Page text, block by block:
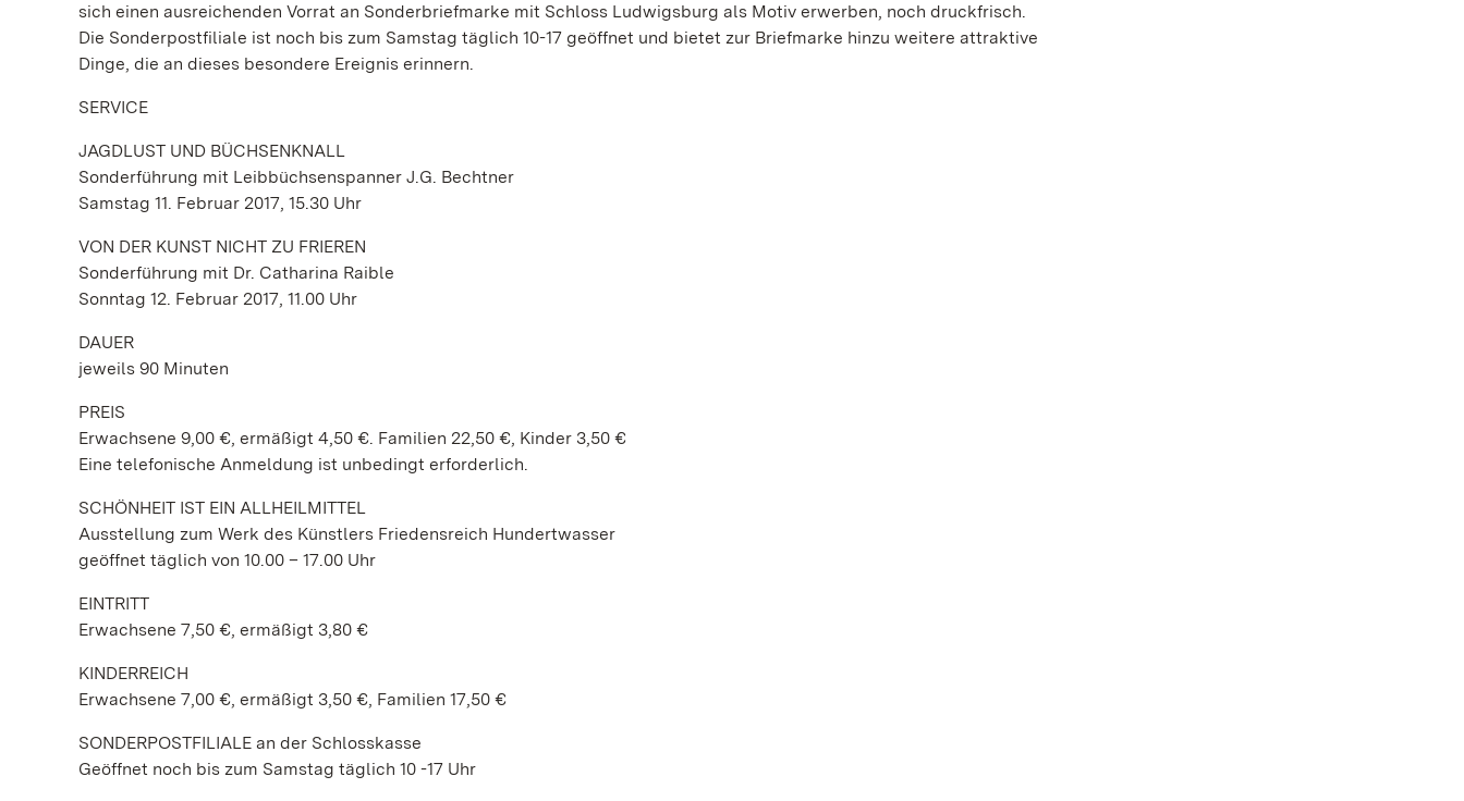
sich einen ausreichenden Vorrat an Sonderbriefmarke mit Schloss Ludwigsburg als Motiv erwerben, noch druckfrisch.
Die Sonderpostfiliale ist noch bis zum Samstag täglich 10-17 geöffnet und bietet zur Briefmarke hinzu weitere attraktive
Dinge, die an dieses besondere Ereignis erinnern.
SERVICE
JAGDLUST UND BÜCHSENKNALL
Sonderführung mit Leibbüchsenspanner J.G. Bechtner
Samstag 11. Februar 2017, 15.30 Uhr
VON DER KUNST NICHT ZU FRIEREN
Sonderführung mit Dr. Catharina Raible
Sonntag 12. Februar 2017, 11.00 Uhr
DAUER
jeweils 90 Minuten
PREIS
Erwachsene 9,00 €, ermäßigt 4,50 €. Familien 22,50 €, Kinder 3,50 €
Eine telefonische Anmeldung ist unbedingt erforderlich.
SCHÖNHEIT IST EIN ALLHEILMITTEL
Ausstellung zum Werk des Künstlers Friedensreich Hundertwasser
geöffnet täglich von 10.00 – 17.00 Uhr
EINTRITT
Erwachsene 7,50 €, ermäßigt 3,80 €
KINDERREICH
Erwachsene 7,00 €, ermäßigt 3,50 €, Familien 17,50 €
SONDERPOSTFILIALE an der Schlosskasse
Geöffnet noch bis zum Samstag täglich 10 -17 Uhr